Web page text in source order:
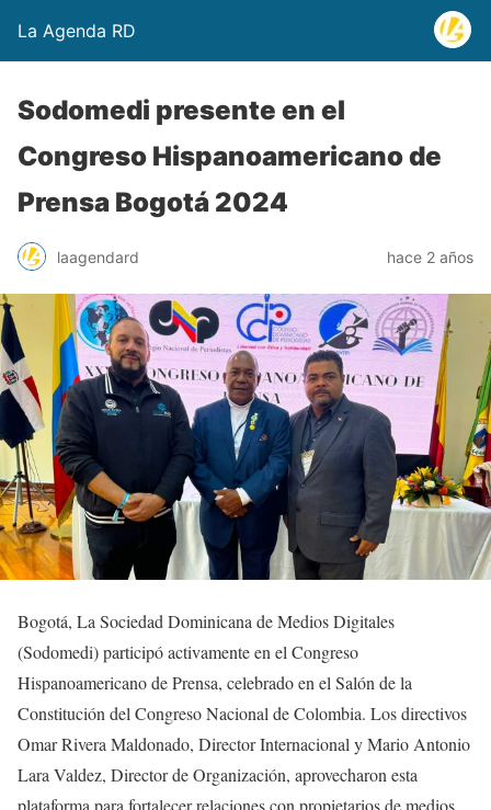
La Agenda RD
Sodomedi presente en el
Congreso Hispanoamericano de
Prensa Bogotá 2024
laagendard hace 2 años
Bogotá, La Sociedad Dominicana de Medios Digitales
(Sodomedi) participó activamente en el Congreso
Hispanoamericano de Prensa, celebrado en el Salón de la
Constitución del Congreso Nacional de Colombia. Los directivos
Omar Rivera Maldonado, Director Internacional y Mario Antonio
Lara Valdez, Director de Organización, aprovecharon esta
plataforma para fortalecer relaciones con propietarios de medios